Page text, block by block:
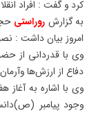
کرد و گفت : افراد
به گزارش روراستی
امروز بیان داشت :
دفاع از ارزش‌ها
وی با اشاره به آغاز
وجود پیامبر